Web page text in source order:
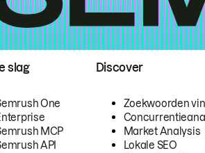
slag
One
MCP
API
Discover
Zoekwoorden
Market Analysis
Lokale SEO